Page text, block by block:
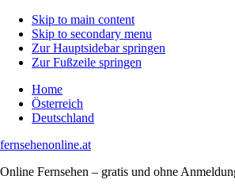
Skip to main content
Skip to secondary menu
Zur Hauptsidebar springen
Zur Fußzeile springen
Home
Österreich
Deutschland
fernsehenonline.at
Online Fernsehen – gratis und ohne